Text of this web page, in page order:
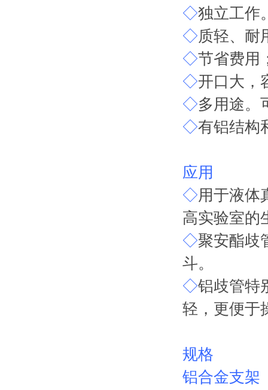
◇独立工作
◇质轻、耐
◇节省费用
◇开口大，
◇多用途。
◇有铝结构
应用
◇用于液体
高实验室的
◇聚安酯歧
斗。
◇铝歧管特
轻，更便于
规格
铝合金支架